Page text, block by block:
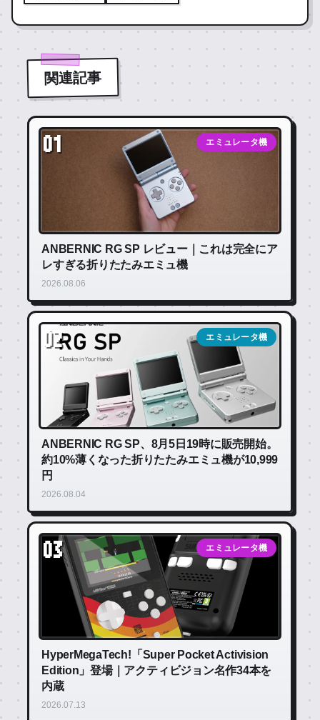
関連記事
01 エミュレータ機
ANBERNIC RG SP レビュー｜これは完全にア
レすぎる折りたたみエミュ機
2026.08.06
02 エミュレータ機
ANBERNIC RG SP、8月5日19時に販売開始。
約10%薄くなった折りたたみエミュ機が10,999
円
2026.08.04
03 エミュレータ機
HyperMegaTech!「Super Pocket Activision
Edition」登場｜アクティビジョン名作34本を
内蔵
2026.07.13